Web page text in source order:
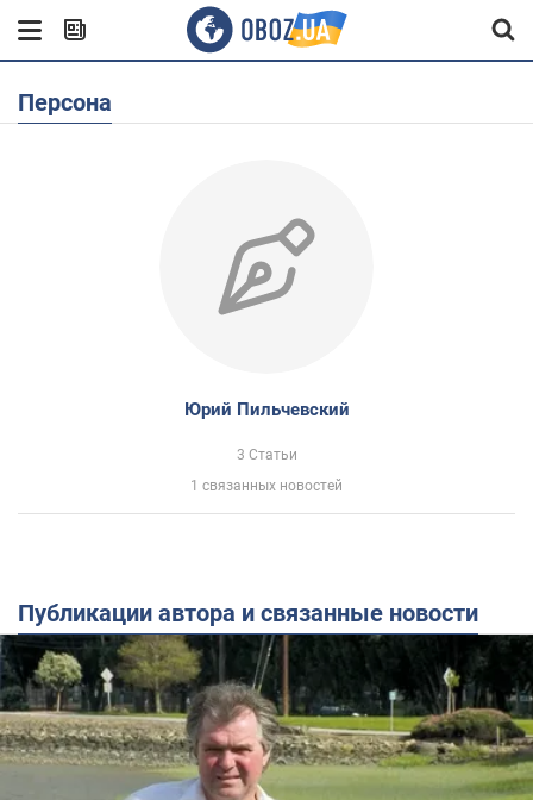
Персона
Юрий Пильчевский
3 Статьи
1 связанных новостей
Публикации автора и связанные новости